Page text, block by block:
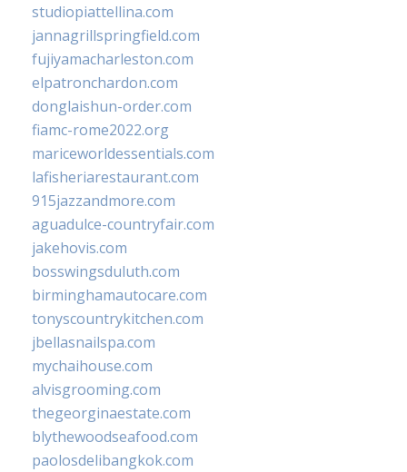
studiopiattellina.com
jannagrillspringfield.com
fujiyamacharleston.com
elpatronchardon.com
donglaishun-order.com
fiamc-rome2022.org
mariceworldessentials.com
lafisheriarestaurant.com
915jazzandmore.com
aguadulce-countryfair.com
jakehovis.com
bosswingsduluth.com
birminghamautocare.com
tonyscountrykitchen.com
jbellasnailspa.com
mychaihouse.com
alvisgrooming.com
thegeorginaestate.com
blythewoodseafood.com
paolosdelibangkok.com